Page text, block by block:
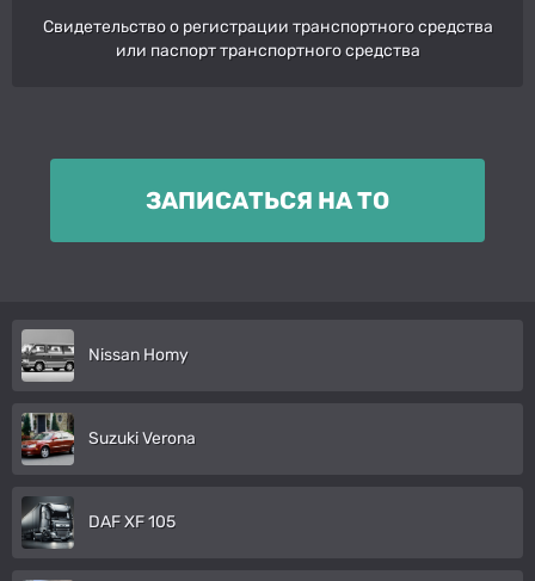
Свидетельство о регистрации транспортного средства
или паспорт транспортного средства
ЗАПИСАТЬСЯ НА ТО
Nissan Homy
Suzuki Verona
DAF XF 105